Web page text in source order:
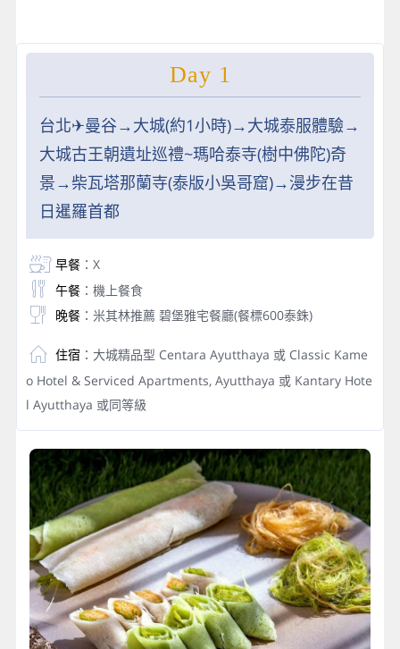
Day 1
台北✈曼谷→大城(約1小時)→大城泰服體驗→
大城古王朝遺址巡禮~瑪哈泰寺(樹中佛陀)奇
景→柴瓦塔那蘭寺(泰版小吳哥窟)→漫步在昔
日暹羅首都
早餐：X
午餐：機上餐食
晚餐：米其林推薦 碧堡雅宅餐廳(餐標600泰銖)
住宿 ：大城精品型 Centara Ayutthaya 或 Classic Kame
o Hotel & Serviced Apartments, Ayutthaya 或 Kantary Hote
l Ayutthaya 或同等級